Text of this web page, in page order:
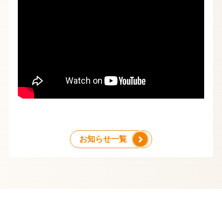
お知らせ一覧